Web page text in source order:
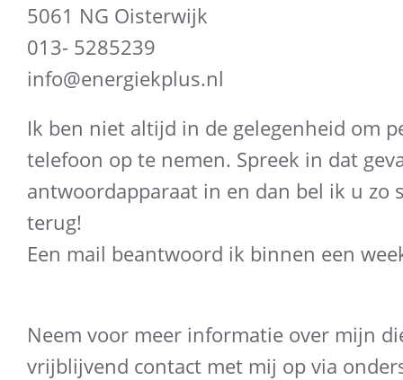
5061 NG Oisterwijk
013- 5285239
info@energiekplus.nl
Ik ben niet altijd in de gelegenheid om
telefoon op te nemen. Spreek in dat
antwoordapparaat in en dan bel ik u zo
terug!
Een mail beantwoord ik binnen een
Neem voor meer informatie over mijn
vrijblijvend contact met mij op via